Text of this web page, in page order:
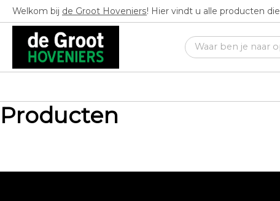
Welkom bij de Groot Hoveniers! Hier vindt u alle producten
Producten